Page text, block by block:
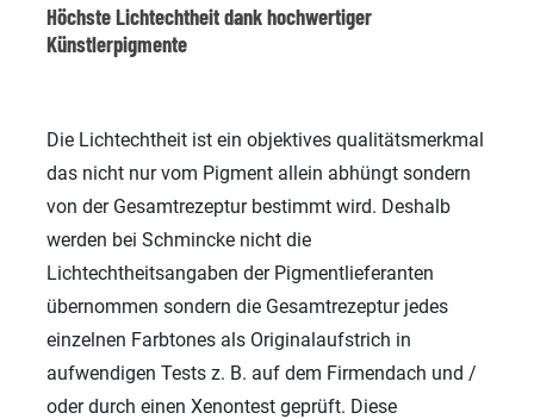
Höchste Lichtechtheit dank hochwertiger
Künstlerpigmente
Die Lichtechtheit ist ein objektives qualitätsmerkmal
das nicht nur vom Pigment allein abhüngt sondern
von der Gesamtrezeptur bestimmt wird. Deshalb
werden bei Schmincke nicht die
Lichtechtheitsangaben der Pigmentlieferanten
übernommen sondern die Gesamtrezeptur jedes
einzelnen Farbtones als Originalaufstrich in
aufwendigen Tests z. B. auf dem Firmendach und /
oder durch einen Xenontest geprüft. Diese